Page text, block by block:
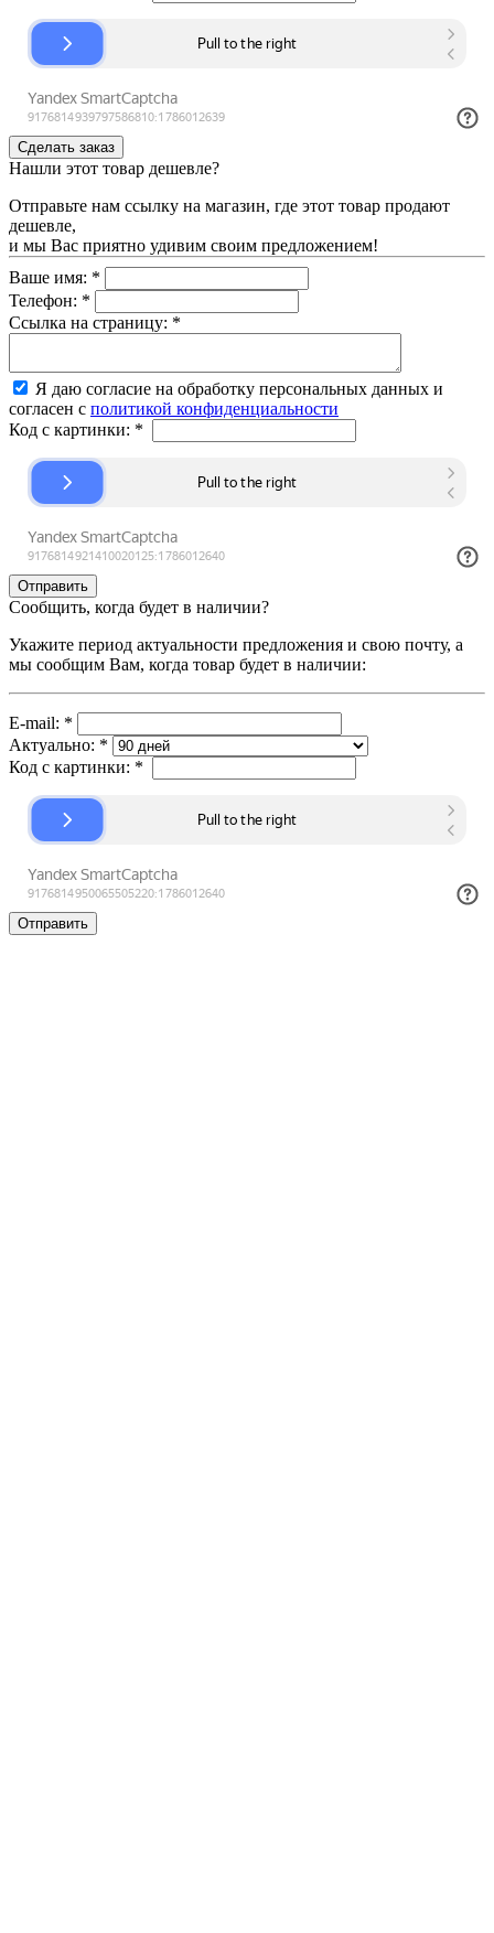
Нашли этот товар дешевле?
Отправьте нам ссылку на магазин, где этот товар продают
дешевле,
и мы Вас приятно удивим своим предложением!
Ваше имя: *
Телефон: *
Ссылка на страницу: *
Я даю согласие на обработку персональных данных и
согласен с политикой конфиденциальности
Код с картинки: *
Сообщить, когда будет в наличии?
Укажите период актуальности предложения и свою почту, а
мы сообщим Вам, когда товар будет в наличии:
E-mail: *
Актуально: *
Код с картинки: *